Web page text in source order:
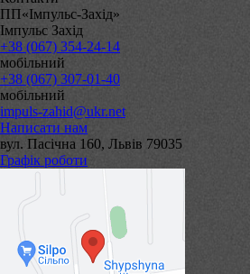
ПП«Імпульс-Захід»
Імпульс Захід
+38 (067) 354-24-14
мобільний
+38 (067) 307-01-40
мобільний
impuls-zahid@ukr.net
Написати нам
вул. Пасічна 160, Львів 79035
Графік роботи